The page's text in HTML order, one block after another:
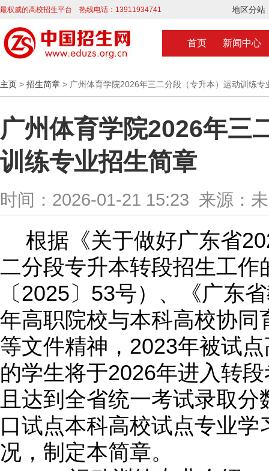
最权威的高校招生平台 热线电话：13911934741 地区分站
首页 新闻中心
主页 > 招生简章 > 广州体育学院2026年三二分段（专升本）运动训练专
广州体育学院2026年三
训练专业招生简章
时间：2026-01-21 15:23 来源：
根据《关于做好广东省
二分段专升本转段招生工作
〔 2025 〕 53号）、《广东
年高职院校与本科高校协同
等文件精神， 2023年被试
的学生将于2026年进入转
且达到全省统一考试录取
口试点本科高校试点专业
况，制定本简章。